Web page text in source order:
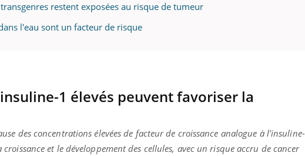
restent exposées au risque de tumeur
l'eau sont un facteur de risque
1 élevés peuvent favoriser la
des concentrations élevées de facteur de croissance analogue à l'insuline-
et le développement des cellules, avec un risque accru de cancer
& Ramadan 2026Youtube
santé : l'utilisation d'un « jumeau